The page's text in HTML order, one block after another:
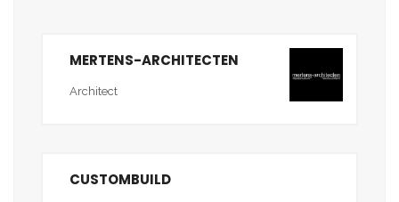
MERTENS-ARCHITECTEN
Architect
CUSTOMBUILD